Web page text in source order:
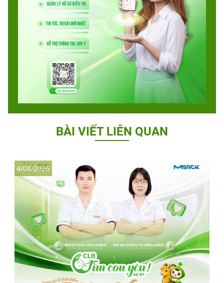
BÀI VIẾT LIÊN QUAN
4/08/2026